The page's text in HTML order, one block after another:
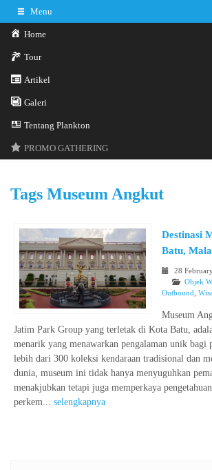
Menu
Home
Tour
Artikel
Galeri
Tentang Plankton
PROMO GATHERING
Tags Museum Angkut
Destinasi
Batu,
28
Objek
Outbound
Museum
Jatim Park Group yang terletak di Kota Batu,
menarik yang menawarkan pengalaman unik bagi
lebih dari 300 koleksi kendaraan tradisional dan
dunia, museum ini tidak hanya menyuguhkan
menakjubkan tetapi juga memperkaya
perkem... selengkapnya